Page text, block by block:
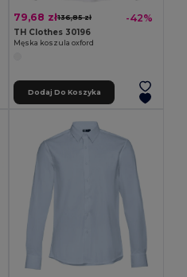
79,68 zł136,85 zł -42%
TH Clothes 30196
Męska koszula oxford
Dodaj Do Koszyka